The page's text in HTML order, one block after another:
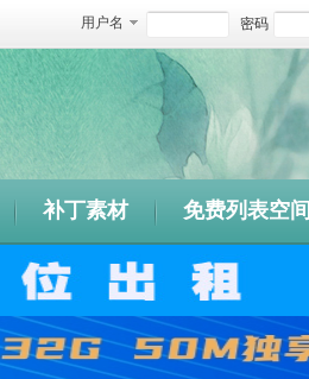
用户名 密码
补丁素材 免费列表空间